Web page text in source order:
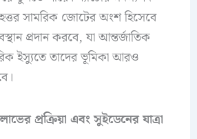
সামরিক জোটের অংশ হিসেবে
প্রদান করবে, যা আন্তর্জাতিক
ইস্যুতে তাদের ভূমিকা আরও
প্রক্রিয়া এবং সুইডেনের যাত্রা